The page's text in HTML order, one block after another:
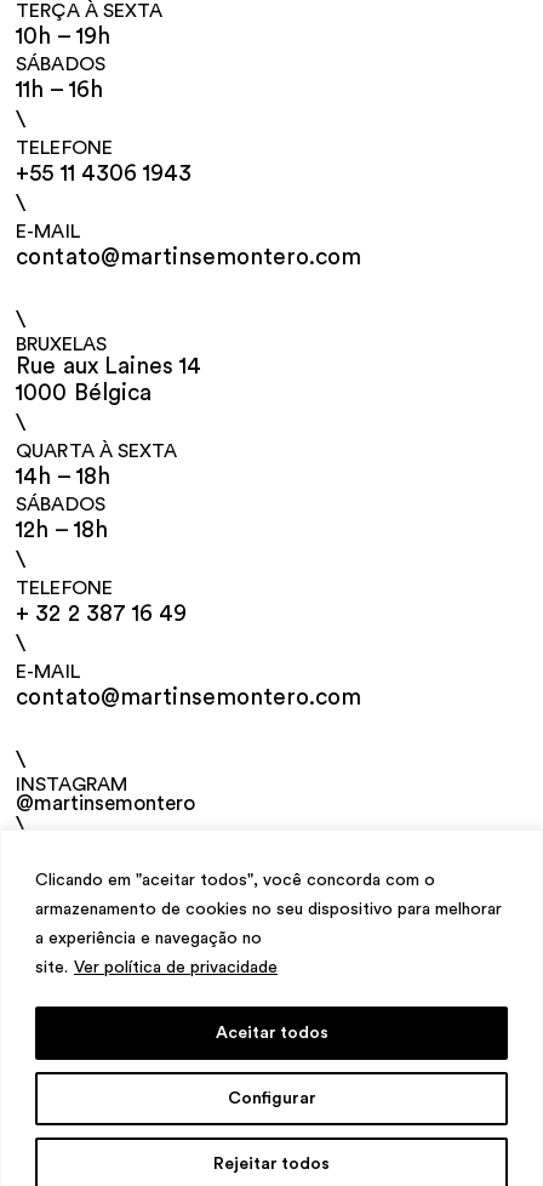
Clicando em "aceitar todos", você concorda com o
armazenamento de cookies no seu dispositivo para melhorar
a experiência e navegação no
site. Ver política de privacidade
Configurar
Rejeitar todos
Aceitar todos
TERÇA À SEXTA
10h – 19h
SÁBADOS
11h – 16h
\
TELEFONE
+55 11 4306 1943
\
E-MAIL
contato@martinsemontero.com
\
BRUXELAS
Rue aux Laines 14
1000 Bélgica
\
QUARTA À SEXTA
14h – 18h
SÁBADOS
12h – 18h
\
TELEFONE
+ 32 2 387 16 49
\
E-MAIL
contato@martinsemontero.com
\
INSTAGRAM
@martinsemontero
\